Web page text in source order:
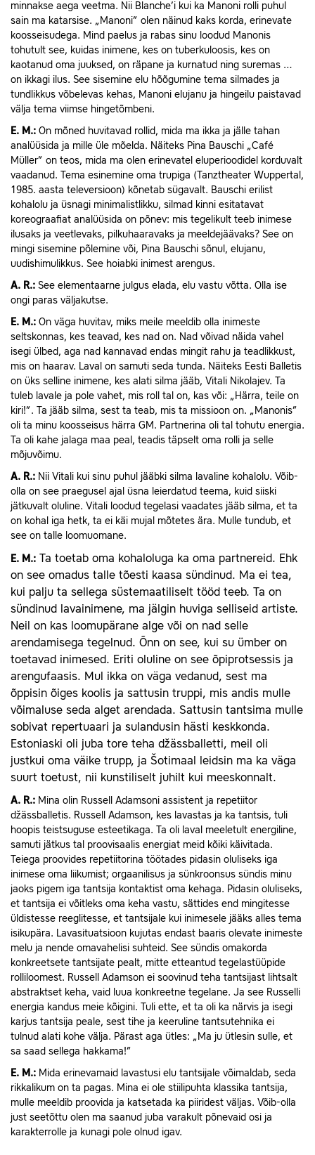
minnakse aega veetma. Nii Blanche’i kui ka Manoni rolli puhul
sain ma katarsise. „Manoni” olen näinud kaks korda, erinevate
koosseisudega. Mind paelus ja rabas sinu loodud Manonis
tohutult see, kuidas inimene, kes on tuberkuloosis, kes on
kaotanud oma juuksed, on räpane ja kurnatud ning suremas …
on ikkagi ilus. See sisemine elu hõõgumine tema silmades ja
tundlikkus võbelevas kehas, Manoni elujanu ja hingeilu paistavad
välja tema viimse hingetõmbeni.
E. M.: On mõned huvitavad rollid, mida ma ikka ja jälle tahan
analüüsida ja mille üle mõelda. Näiteks Pina Baus­chi „Café
Müller” on teos, mida ma olen erinevatel eluperioodidel korduvalt
vaadanud. Tema esinemine oma trupiga (Tanztheater Wuppertal,
1985. aasta televersioon) kõnetab sügavalt. Bauschi erilist
kohalolu ja üsnagi minimalistlikku, silmad kinni esitatavat
koreograafiat analüüsida on põnev: mis tegelikult teeb inimese
ilusaks ja veetlevaks, pilkuhaaravaks ja meeldejäävaks? See on
mingi sisemine põlemine või, Pina Bauschi sõnul, elujanu,
uudishimulikkus. See hoiabki inimest arengus.
A. R.: See elementaarne julgus elada, elu vastu võtta. Olla ise
ongi paras väljakutse.
E. M.: On väga huvitav, miks meile meeldib olla inimeste
seltskonnas, kes teavad, kes nad on. Nad võivad näida vahel
isegi ülbed, aga nad kannavad endas mingit rahu ja teadlikkust,
mis on haarav. Laval on samuti seda tunda. Näiteks Eesti Balletis
on üks selline inimene, kes alati silma jääb, Vitali Nikolajev. Ta
tuleb lavale ja pole vahet, mis roll tal on, kas või: „Härra, teile on
kiri!”. Ta jääb silma, sest ta teab, mis ta missioon on. „Manonis”
oli ta minu koosseisus härra GM. Partnerina oli tal tohutu energia.
Ta oli kahe jalaga maa peal, teadis täpselt oma rolli ja selle
mõjuvõimu.
A. R.: Nii Vitali kui sinu puhul jääbki silma lavaline kohalolu. Võib-
olla on see praegusel ajal üsna leierdatud teema, kuid siiski
jätkuvalt oluline. Vitali loodud tegelasi vaadates jääb silma, et ta
on kohal iga hetk, ta ei käi mujal mõtetes ära. Mulle tundub, et
see on talle loomuomane.
E. M.: Ta toetab oma kohaloluga ka oma partnereid. Ehk
on see omadus talle tõesti kaasa sündinud. Ma ei tea,
kui palju ta sellega süstemaatiliselt tööd teeb. Ta on
sündinud lavainimene, ma jälgin huviga selliseid artiste.
Neil on kas loomupärane alge või on nad selle
arendamisega tegelnud. Õnn on see, kui su ümber on
toetavad inimesed. Eriti oluline on see õpiprotsessis ja
arengufaasis. Mul ikka on väga vedanud, sest ma
õppisin õiges koolis ja sattusin truppi, mis andis mulle
võimaluse seda alget arendada. Sattusin tantsima mulle
sobivat repertuaari ja sulandusin hästi keskkonda.
Estoniaski oli juba tore teha džässballetti, meil oli
justkui oma väike trupp, ja Šotimaal leidsin ma ka väga
suurt toetust, nii kunstiliselt juhilt kui meeskonnalt.
A. R.: Mina olin Russell Adamsoni assistent ja repetiitor
džässballetis. Russell Adamson, kes lavastas ja ka tantsis, tuli
hoopis teistsuguse esteetikaga. Ta oli laval meeletult energiline,
samuti jätkus tal proovisaalis energiat meid kõiki käivitada.
Teiega proovides repetiitorina töötades pidasin oluliseks iga
inimese oma liikumist; orgaanilisus ja sünkroonsus sündis minu
jaoks pigem iga tantsija kontaktist oma kehaga. Pidasin oluliseks,
et tantsija ei võitleks oma keha vastu, sättides end mingitesse
üldistesse reeglitesse, et tantsijale kui inimesele jääks alles tema
isikupära. Lavasituatsioon kujutas endast baaris olevate inimeste
melu ja nende omavahelisi suhteid. See sündis omakorda
konkreetsete tantsijate pealt, mitte etteantud tegelastüüpide
rolliloomest. Russell Adamson ei soovinud teha tantsijast lihtsalt
abstraktset keha, vaid luua konkreetne tegelane. Ja see Russelli
energia kandus meie kõigini. Tuli ette, et ta oli ka närvis ja isegi
karjus tantsija peale, sest tihe ja keeruline tantsutehnika ei
tulnud alati kohe välja. Pärast aga ütles: „Ma ju ütlesin sulle, et
sa saad sellega hakkama!”
E. M.: Mida erinevamaid lavastusi elu tantsijale võimaldab, seda
rikkalikum on ta pagas. Mina ei ole stiilipuhta klassika tantsija,
mulle meeldib proovida ja katsetada ka piiridest väljas. Võib-olla
just seetõttu olen ma saanud juba varakult põnevaid osi ja
karakterrolle ja kunagi pole olnud igav.